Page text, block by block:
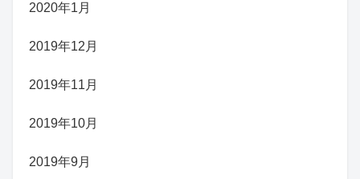
2020年1月
2019年12月
2019年11月
2019年10月
2019年9月